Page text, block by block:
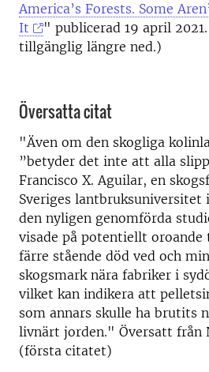
America’s Forests. Some
It
" publicerad 19 april
tillgänglig längre ned.)
Översatta citat
"Även om den skogliga
”betyder det inte att alla
Francisco X. Aguilar, en
Sveriges lantbruksuniversitet
den nyligen genomförda
visade på potentiellt oroande
färre stående död ved och
skogsmark nära fabriker i
vilket kan indikera att
som annars skulle ha brutits
livnärt jorden." Översatt från
(första citatet)